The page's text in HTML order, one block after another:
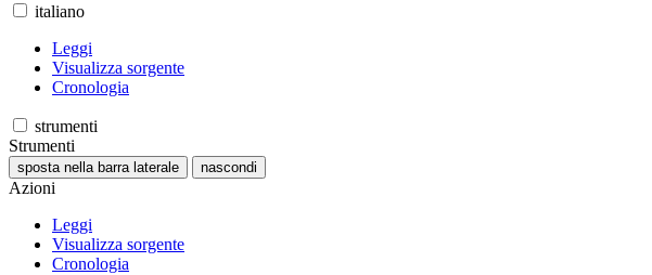
italiano
Leggi
Visualizza sorgente
Cronologia
strumenti
Strumenti
sposta nella barra laterale nascondi
Azioni
Leggi
Visualizza sorgente
Cronologia